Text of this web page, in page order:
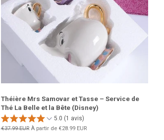
Théière Mrs Samovar et Tasse – Service de
Thé La Belle et la Bête (Disney)
5.0 (1 avis)
Prix
€37.99 EURÀ partir de €28.99 EUR